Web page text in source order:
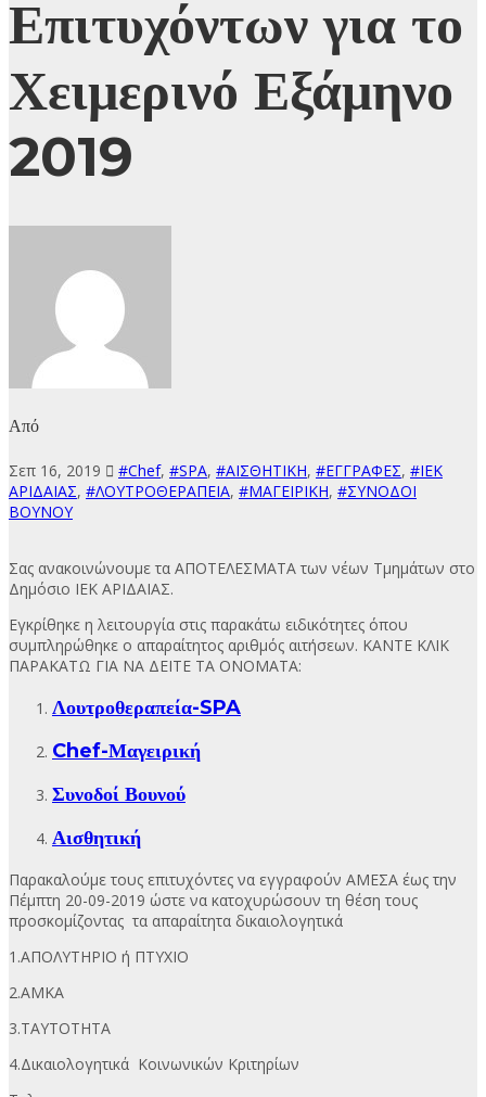
Επιτυχόντων για το
Χειμερινό Εξάμηνο
2019
Από
Σεπ 16, 2019 #Chef, #SPA, #ΑΙΣΘΗΤΙΚΗ, #ΕΓΓΡΑΦΕΣ, #ΙΕΚ
ΑΡΙΔΑΙΑΣ, #ΛΟΥΤΡΟΘΕΡΑΠΕΙΑ, #ΜΑΓΕΙΡΙΚΗ, #ΣΥΝΟΔΟΙ
ΒΟΥΝΟΥ
Σας ανακοινώνουμε τα ΑΠΟΤΕΛΕΣΜΑΤΑ των νέων Τμημάτων στο
Δημόσιο ΙΕΚ ΑΡΙΔΑΙΑΣ.
Εγκρίθηκε η λειτουργία στις παρακάτω ειδικότητες όπου
συμπληρώθηκε ο απαραίτητος αριθμός αιτήσεων. ΚΑΝΤΕ ΚΛΙΚ
ΠΑΡΑΚΑΤΩ ΓΙΑ ΝΑ ΔΕΙΤΕ ΤΑ ΟΝΟΜΑΤΑ:
Λουτροθεραπεία-SPA
Chef-Μαγειρική
Συνοδοί Βουνού
Αισθητική
Παρακαλούμε τους επιτυχόντες να εγγραφούν ΑΜΕΣΑ έως την
Πέμπτη 20-09-2019 ώστε να κατοχυρώσουν τη θέση τους
προσκομίζοντας τα απαραίτητα δικαιολογητικά
1.ΑΠΟΛΥΤΗΡΙΟ ή ΠΤΥΧΙΟ
2.ΑΜΚΑ
3.ΤΑΥΤΟΤΗΤΑ
4.Δικαιολογητικά Κοινωνικών Κριτηρίων